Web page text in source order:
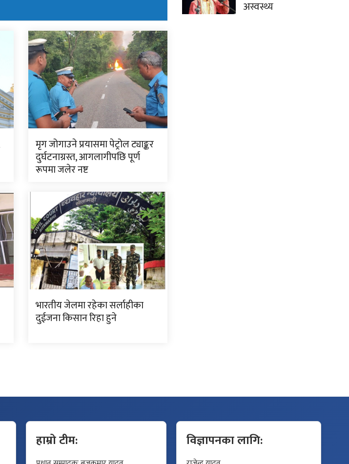
मृग जोगाउने प्रयासमा पेट्रोल ट्याङ्कर
दुर्घटनाग्रस्त, आगलागीपछि पूर्ण
रूपमा जलेर नष्ट
भारतीय जेलमा रहेका सर्लाहीका
दुईजना किसान रिहा हुने
अस्वस्थ्य
हाम्रो टीम: विज्ञापनका लागि: